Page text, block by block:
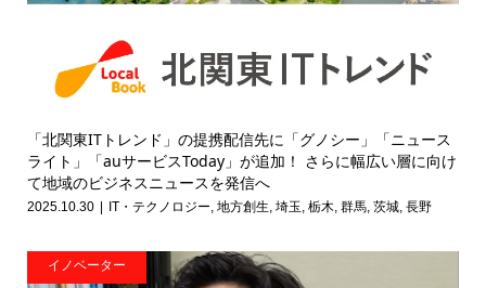
「北関東ITトレンド」の提携配信先に「グノシー」「ニュース
ライト」「auサービスToday」が追加！ さらに幅広い層に向け
て地域のビジネスニュースを発信へ
2025.10.30 IT・テクノロジー, 地方創生, 埼玉, 栃木, 群馬, 茨城, 長野
イノベーター